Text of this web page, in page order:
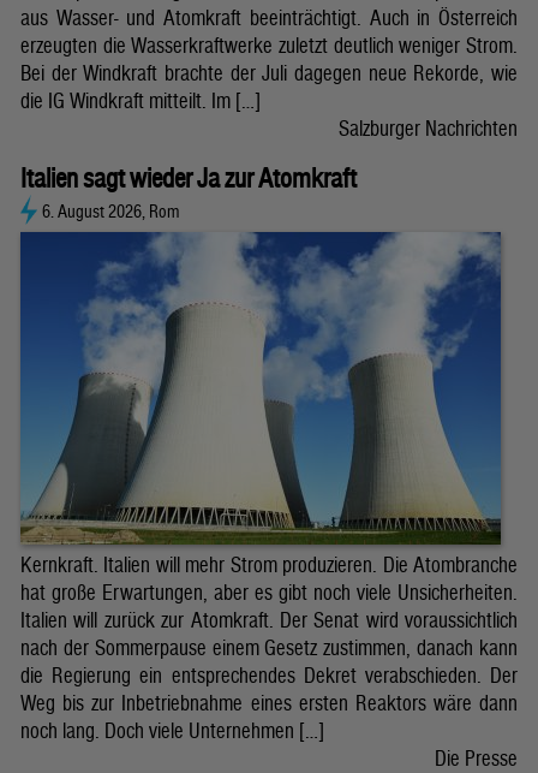
aus Wasser- und Atomkraft beeinträchtigt. Auch in Österreich
erzeugten die Wasserkraftwerke zuletzt deutlich weniger Strom.
Bei der Windkraft brachte der Juli dagegen neue Rekorde, wie
die IG Windkraft mitteilt. Im […]
Salzburger Nachrichten
Italien sagt wieder Ja zur Atomkraft
6. August 2026, Rom
Kernkraft. Italien will mehr Strom produzieren. Die Atombranche
hat große Erwartungen, aber es gibt noch viele Unsicherheiten.
Italien will zurück zur Atomkraft. Der Senat wird voraussichtlich
nach der Sommerpause einem Gesetz zustimmen, danach kann
die Regierung ein entsprechendes Dekret verabschieden. Der
Weg bis zur Inbetriebnahme eines ersten Reaktors wäre dann
noch lang. Doch viele Unternehmen […]
Die Presse